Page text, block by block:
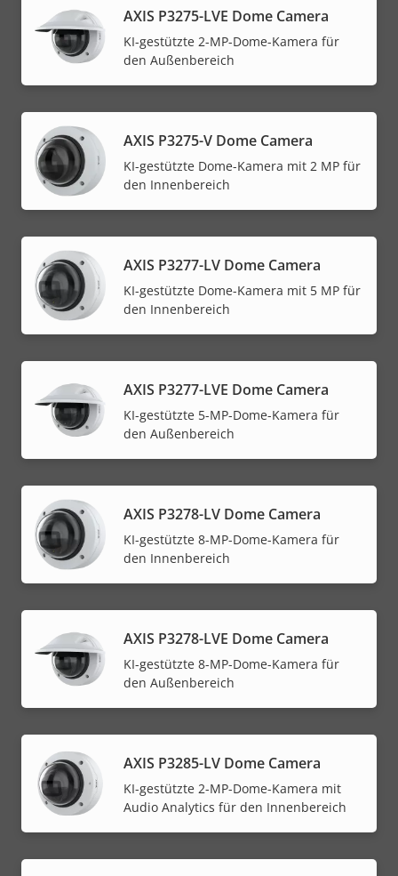
AXIS P3275-LVE Dome Camera
KI-gestützte 2-MP-Dome-Kamera für
den Außenbereich
AXIS P3275-V Dome Camera
KI-gestützte Dome-Kamera mit 2 MP für
den Innenbereich
AXIS P3277-LV Dome Camera
KI-gestützte Dome-Kamera mit 5 MP für
den Innenbereich
AXIS P3277-LVE Dome Camera
KI-gestützte 5-MP-Dome-Kamera für
den Außenbereich
AXIS P3278-LV Dome Camera
KI-gestützte 8-MP-Dome-Kamera für
den Innenbereich
AXIS P3278-LVE Dome Camera
KI-gestützte 8-MP-Dome-Kamera für
den Außenbereich
AXIS P3285-LV Dome Camera
KI-gestützte 2-MP-Dome-Kamera mit
Audio Analytics für den Innenbereich